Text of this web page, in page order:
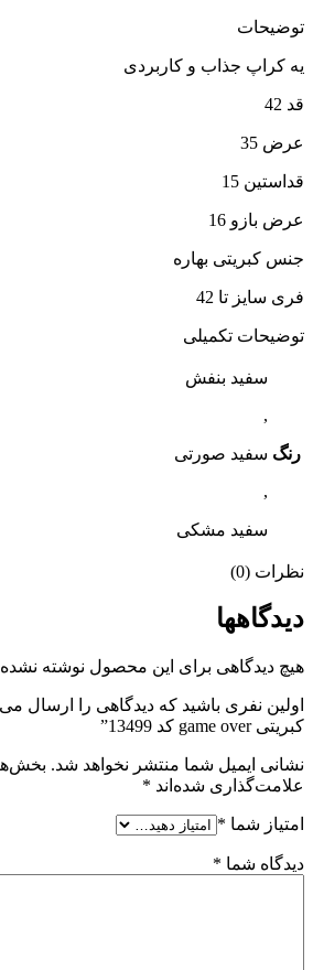
توضیحات
یه کراپ جذاب و کاربردی
قد 42
عرض 35
قداستین 15
عرض بازو 16
جنس کبریتی بهاره
فری سایز تا 42
توضیحات تکمیلی
رنگ
سفید بنفش
,
سفید صورتی
,
سفید مشکی
نظرات (0)
دیدگاهها
هیچ دیدگاهی برای این محصول نوشته
اولین نفری باشید که دیدگاهی را ارسال
کبریتی game over کد 13499”
نشانی ایمیل شما منتشر نخواهد شد.
علامت‌گذاری شده‌اند *
امتیاز شما *
دیدگاه شما *